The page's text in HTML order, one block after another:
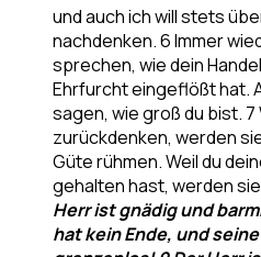
und auch ich will stets
nachdenken. 6 Immer
sprechen, wie dein
Ehrfurcht eingeflößt hat.
sagen, wie groß du bist. 7
zurückdenken, werden
Güte rühmen. Weil du
gehalten hast, werden sie
Herr ist gnädig und
hat kein Ende, und